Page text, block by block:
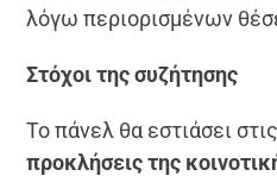
λόγω περιορισμένων
Στόχοι της συζήτησης
Το πάνελ θα εστιάσει στις
προκλήσεις της